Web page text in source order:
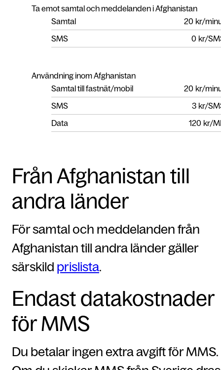
Ta emot samtal och meddelanden i Afghanistan
Samtal
20 kr/
SMS
0 kr/
Användning inom Afghanistan
Samtal till fastnät/mobil
20 kr/
SMS
3 kr/
Data
120 kr/
Från Afghanistan till
andra länder
För samtal och meddelanden från
Afghanistan till andra länder gäller
särskild prislista.
Endast datakostnader
för MMS
Du betalar ingen extra avgift för MMS.